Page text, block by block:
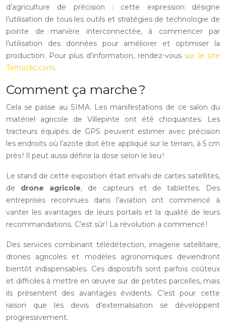
d’agriculture de précision : cette expression désigne
l’utilisation de tous les outils et stratégies de technologie de
pointe de manière interconnectée, à commencer par
l’utilisation des données pour améliorer et optimiser la
production. Pour plus d’information, rendez-vous sur le site
Ternoclic.com.
Comment ça marche ?
Cela se passe au SIMA. Les manifestations de ce salon du
matériel agricole de Villepinte ont été choquantes. Les
tracteurs équipés de GPS peuvent estimer avec précision
les endroits où l’azote doit être appliqué sur le terrain, à 5 cm
près ! Il peut aussi définir la dose selon le lieu !
Le stand de cette exposition était envahi de cartes satellites,
de drone agricole, de capteurs et de tablettes. Des
entreprises reconnues dans l’aviation ont commencé à
vanter les avantages de leurs portails et la qualité de leurs
recommandations. C’est sûr ! La révolution a commencé !
Des services combinant télédétection, imagerie satellitaire,
drones agricoles et modèles agronomiques deviendront
bientôt indispensables. Ces dispositifs sont parfois coûteux
et difficiles à mettre en œuvre sur de petites parcelles, mais
ils présentent des avantages évidents. C’est pour cette
raison que les devis d’externalisation se développent
progressivement.